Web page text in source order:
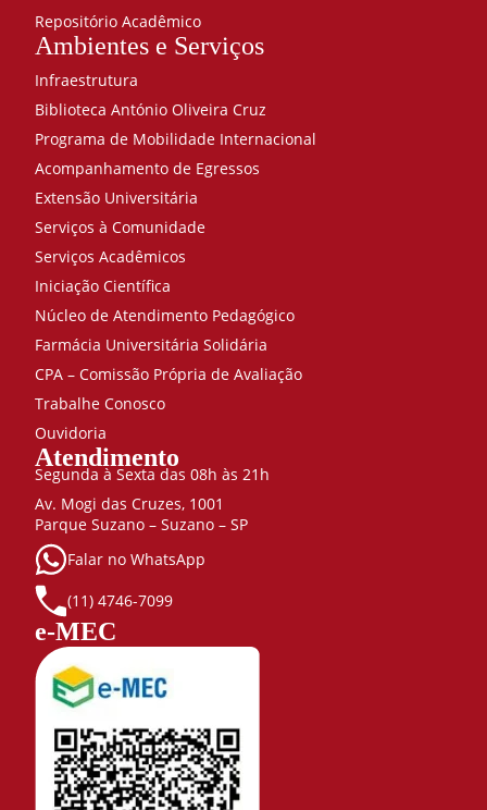
Repositório Acadêmico
Ambientes e Serviços
Infraestrutura
Biblioteca António Oliveira Cruz
Programa de Mobilidade Internacional
Acompanhamento de Egressos
Extensão Universitária
Serviços à Comunidade
Serviços Acadêmicos
Iniciação Científica
Núcleo de Atendimento Pedagógico
Farmácia Universitária Solidária
CPA – Comissão Própria de Avaliação
Trabalhe Conosco
Ouvidoria
Atendimento
Segunda à Sexta das 08h às 21h
Av. Mogi das Cruzes, 1001
Parque Suzano – Suzano – SP
Falar no WhatsApp
(11) 4746-7099
e-MEC